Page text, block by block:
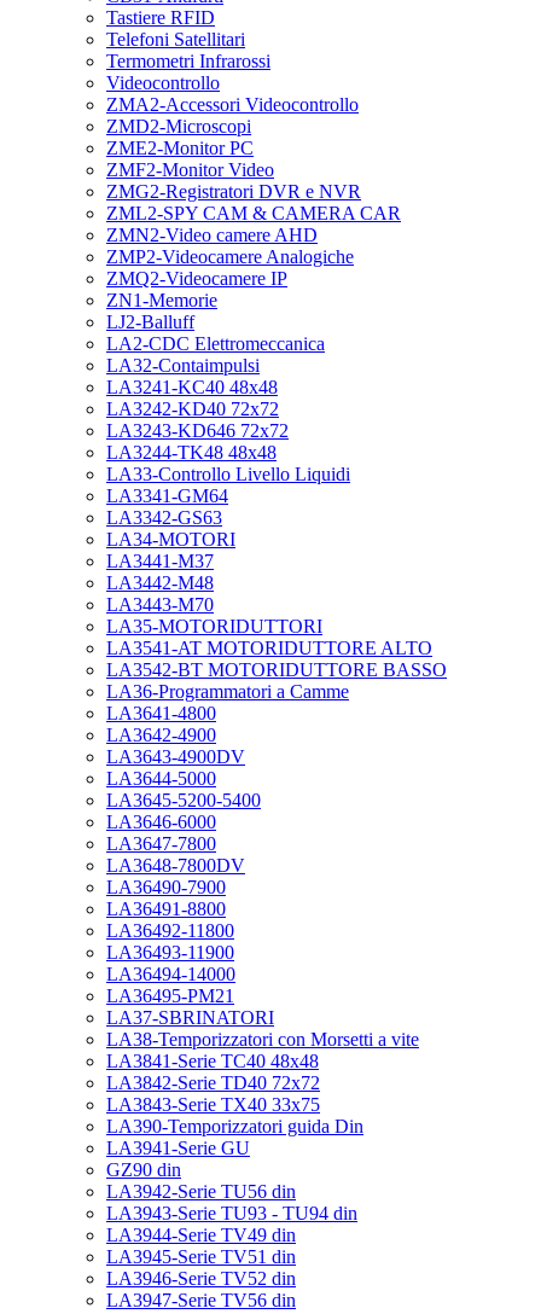
Tastiere RFID
Telefoni Satellitari
Termometri Infrarossi
Videocontrollo
ZMA2-Accessori Videocontrollo
ZMD2-Microscopi
ZME2-Monitor PC
ZMF2-Monitor Video
ZMG2-Registratori DVR e NVR
ZML2-SPY CAM & CAMERA CAR
ZMN2-Video camere AHD
ZMP2-Videocamere Analogiche
ZMQ2-Videocamere IP
ZN1-Memorie
LJ2-Balluff
LA2-CDC Elettromeccanica
LA32-Contaimpulsi
LA3241-KC40 48x48
LA3242-KD40 72x72
LA3243-KD646 72x72
LA3244-TK48 48x48
LA33-Controllo Livello Liquidi
LA3341-GM64
LA3342-GS63
LA34-MOTORI
LA3441-M37
LA3442-M48
LA3443-M70
LA35-MOTORIDUTTORI
LA3541-AT MOTORIDUTTORE ALTO
LA3542-BT MOTORIDUTTORE BASSO
LA36-Programmatori a Camme
LA3641-4800
LA3642-4900
LA3643-4900DV
LA3644-5000
LA3645-5200-5400
LA3646-6000
LA3647-7800
LA3648-7800DV
LA36490-7900
LA36491-8800
LA36492-11800
LA36493-11900
LA36494-14000
LA36495-PM21
LA37-SBRINATORI
LA38-Temporizzatori con Morsetti a vite
LA3841-Serie TC40 48x48
LA3842-Serie TD40 72x72
LA3843-Serie TX40 33x75
LA390-Temporizzatori guida Din
LA3941-Serie GU
GZ90 din
LA3942-Serie TU56 din
LA3943-Serie TU93 - TU94 din
LA3944-Serie TV49 din
LA3945-Serie TV51 din
LA3946-Serie TV52 din
LA3947-Serie TV56 din